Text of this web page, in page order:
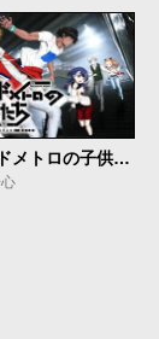
ベオグラードメトロの子供たち